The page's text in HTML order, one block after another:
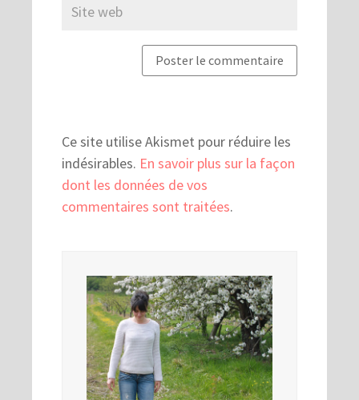
Ce site utilise Akismet pour réduire les
indésirables. En savoir plus sur la façon
dont les données de vos
commentaires sont traitées.